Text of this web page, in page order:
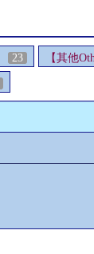
23 【其他